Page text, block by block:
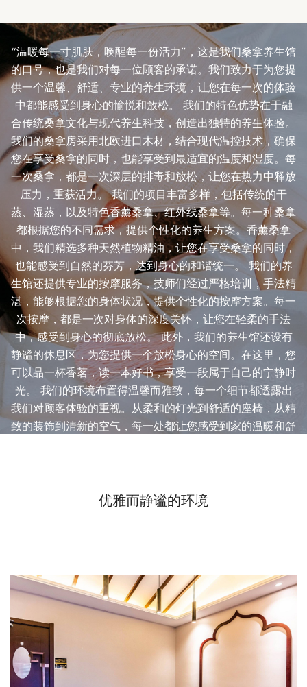
“温暖每一寸肌肤，唤醒每一份活力”，这是我们桑拿养生馆
的口号，也是我们对每一位顾客的承诺。我们致力于为您提
供一个温馨、舒适、专业的养生环境，让您在每一次的体验
中都能感受到身心的愉悦和放松。 我们的特色优势在于融
合传统桑拿文化与现代养生科技，创造出独特的养生体验。
我们的桑拿房采用北欧进口木材，结合现代温控技术，确保
您在享受桑拿的同时，也能享受到最适宜的温度和湿度。每
一次桑拿，都是一次深层的排毒和放松，让您在热力中释放
压力，重获活力。 我们的项目丰富多样，包括传统的干
蒸、湿蒸，以及特色香薰桑拿、红外线桑拿等。每一种桑拿
都根据您的不同需求，提供个性化的养生方案。香薰桑拿
中，我们精选多种天然植物精油，让您在享受桑拿的同时，
也能感受到自然的芬芳，达到身心的和谐统一。 我们的养
生馆还提供专业的按摩服务，技师们经过严格培训，手法精
湛，能够根据您的身体状况，提供个性化的按摩方案。每一
次按摩，都是一次对身体的深度关怀，让您在轻柔的手法
中，感受到身心的彻底放松。 此外，我们的养生馆还设有
静谧的休息区，为您提供一个放松身心的空间。在这里，您
可以品一杯香茗，读一本好书，享受一段属于自己的宁静时
光。 我们的环境布置得温馨而雅致，每一个细节都透露出
我们对顾客体验的重视。从柔和的灯光到舒适的座椅，从精
致的装饰到清新的空气，每一处都让您感受到家的温暖和舒
优雅而静谧的环境